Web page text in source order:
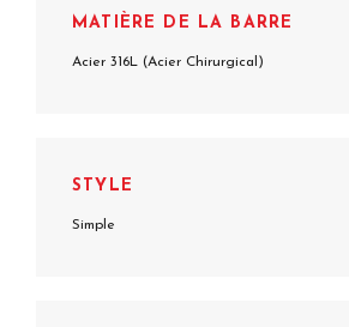
MATIÈRE DE LA BARRE
Acier 316L (Acier Chirurgical)
STYLE
Simple